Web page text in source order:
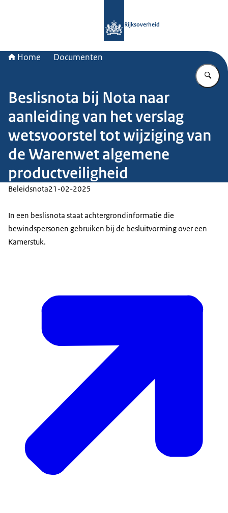
Rijksoverheid
Home Documenten
Beslisnota bij Nota naar
aanleiding van het verslag
wetsvoorstel tot wijziging van
de Warenwet algemene
productveiligheid
Beleidsnota21-02-2025
In een beslisnota staat achtergrondinformatie die
bewindspersonen gebruiken bij de besluitvorming over een
Kamerstuk.